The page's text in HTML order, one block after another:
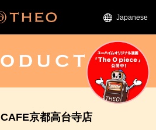
Japanese
京都高台寺店